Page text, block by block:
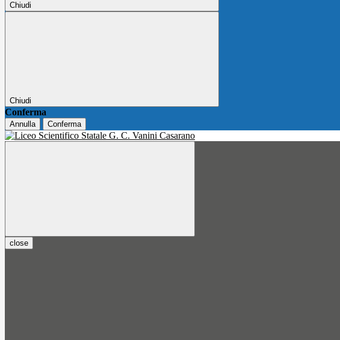
Chiudi
Chiudi
Conferma
Annulla Conferma
close